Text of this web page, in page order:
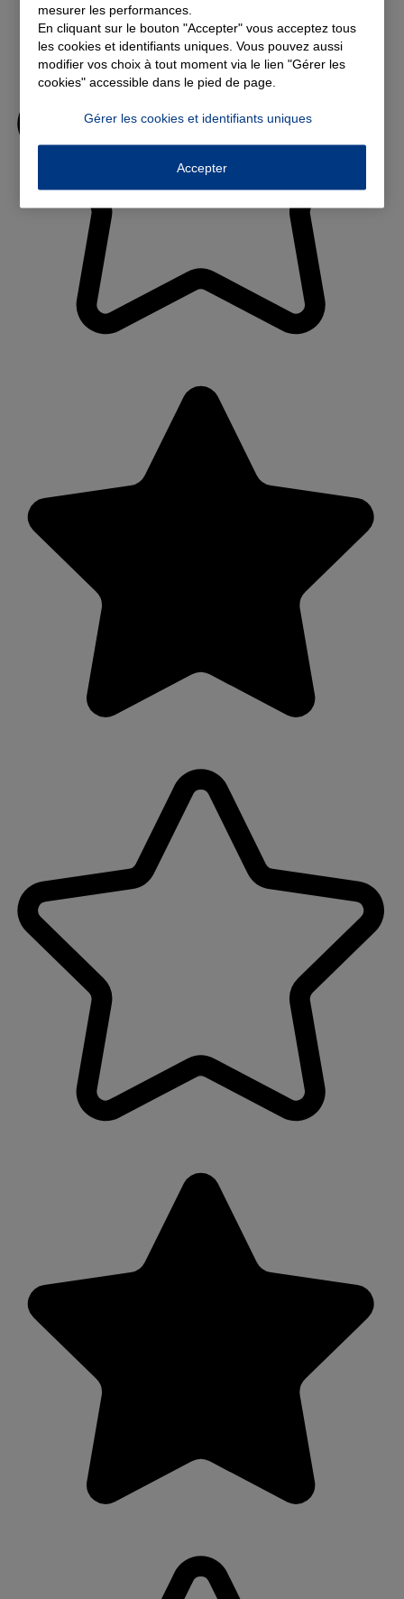
mesurer les performances.
En cliquant sur le bouton "Accepter" vous acceptez tous
les cookies et identifiants uniques. Vous pouvez aussi
modifier vos choix à tout moment via le lien "Gérer les
cookies" accessible dans le pied de page.
Gérer les cookies et identifiants uniques
Accepter